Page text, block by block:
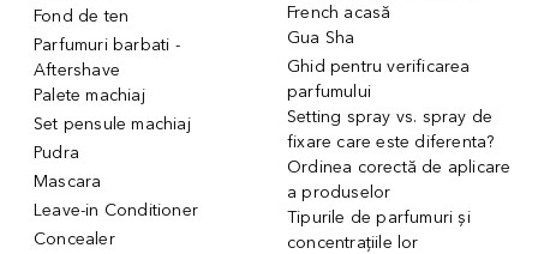
Fond de ten
Parfumuri barbati -
Aftershave
Palete machiaj
Set pensule machiaj
Pudra
Mascara
Leave-in Conditioner
Concealer
French acasă
Gua Sha
Ghid pentru verificarea
parfumului
Setting spray vs. spray de
fixare care este diferenta?
Ordinea corectă de aplicare
a produselor
Tipurile de parfumuri și
concentrațiile lor